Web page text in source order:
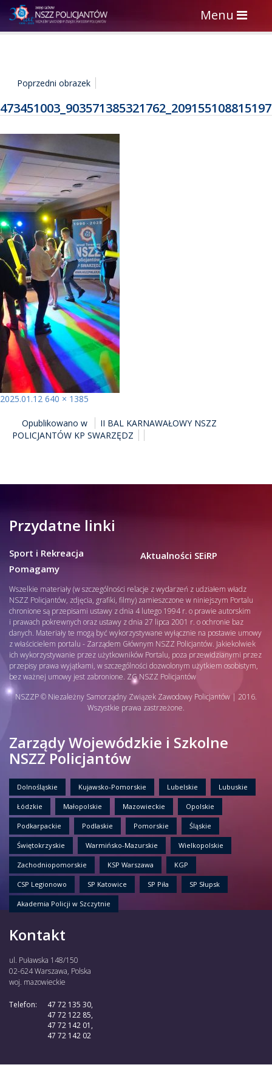
Toggle
navigation
Menu
Poprzedni obrazek
Opublikowano
2025.01.12 Pełny
640 × 1385
WPISUOpublikowano w
II BAL KARNAWAŁOWY NSZZ
POLICJANTÓW KP SWARZĘDZ
Przydatne linki
Sport i Rekreacja
Pomagamy
Aktualności SEiRP
Wszelkie materiały (w szczególności relacje z wydarzeń z udziałem władz
NSZZ Policjantów, zdjęcia, grafiki, filmy) zamieszczone w niniejszym Portalu
chronione są przepisami ustawy z dnia 4 lutego 1994 r. o prawie autorskim
i prawach pokrewnych oraz ustawy z dnia 27 lipca 2001 r. o ochronie baz
danych. Materiały te mogą być wykorzystywane wyłącznie na postawie umowy
z właścicielem portalu - Zarządem Głównym NSZZ Policjantów. Jakiekolwiek
ich wykorzystywanie przez użytkowników Portalu, poza przewidzianymi przez
przepisy prawa wyjątkami, w szczególności dozwolonym użytkiem osobistym,
bez ważnej umowy jest zabronione. ZG NSZZ Policjantów
NSZZP © Niezależny Samorządny Związek Zawodowy Policjantów | 2016.
Wszystkie prawa zastrzeżone.
Zarządy Wojewódzkie i Szkolne
NSZZ Policjantów
Dolnośląskie Kujawsko-Pomorskie Lubelskie Lubuskie
Łódzkie Małopolskie Mazowieckie Opolskie
Podkarpackie Podlaskie Pomorskie Śląskie
Świętokrzyskie Warmińsko-Mazurskie Wielkopolskie
Zachodniopomorskie KSP Warszawa KGP
CSP Legionowo SP Katowice SP Piła SP Słupsk
Akademia Policji w Szczytnie
Kontakt
ul. Puławska 148/150
02-624 Warszawa, Polska
woj. mazowieckie
Telefon:
47 72 135 30,
47 72 122 85,
47 72 142 01,
47 72 142 02